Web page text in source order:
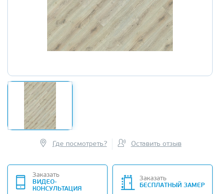
Где посмотреть? Оставить отзыв
Заказать
ВИДЕО-
КОНСУЛЬТАЦИЯ
Заказать
БЕСПЛАТНЫЙ ЗАМЕР